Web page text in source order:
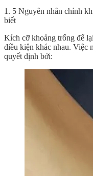
1. 5 Nguyên nhân chính
biết
Kích cỡ khoảng trống để
điều kiện khác nhau. Việc
quyết định bởi: